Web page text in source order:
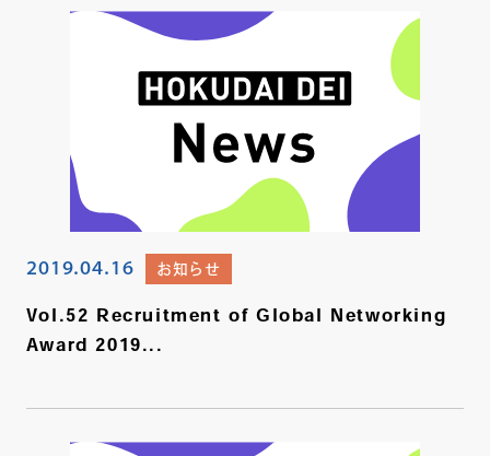
2019.04.16 お知らせ
Vol.52 Recruitment of Global Networking
Award 2019...